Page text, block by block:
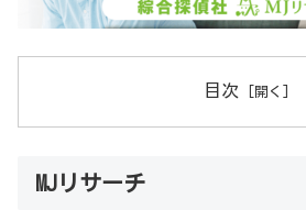
目次
MJリサーチ